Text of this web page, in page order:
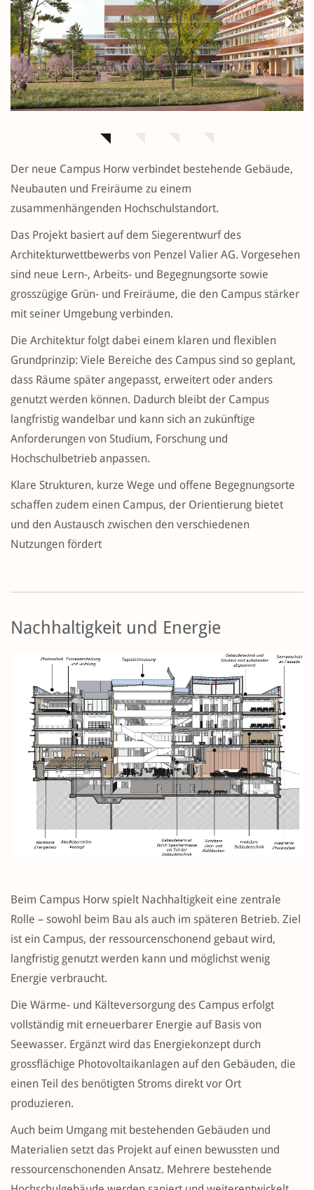
Previous Next
Der neue Campus Horw verbindet bestehende Gebäude,
Neubauten und Freiräume zu einem
zusammenhängenden Hochschulstandort.
Das Projekt basiert auf dem Siegerentwurf des
Architekturwettbewerbs von Penzel Valier AG. Vorgesehen
sind neue Lern-, Arbeits- und Begegnungsorte sowie
grosszügige Grün- und Freiräume, die den Campus stärker
mit seiner Umgebung verbinden.
Die Architektur folgt dabei einem klaren und flexiblen
Grundprinzip: Viele Bereiche des Campus sind so geplant,
dass Räume später angepasst, erweitert oder anders
genutzt werden können. Dadurch bleibt der Campus
langfristig wandelbar und kann sich an zukünftige
Anforderungen von Studium, Forschung und
Hochschulbetrieb anpassen.
Klare Strukturen, kurze Wege und offene Begegnungsorte
schaffen zudem einen Campus, der Orientierung bietet
und den Austausch zwischen den verschiedenen
Nutzungen fördert
Nachhaltigkeit und Energie
Beim Campus Horw spielt Nachhaltigkeit eine zentrale
Rolle – sowohl beim Bau als auch im späteren Betrieb. Ziel
ist ein Campus, der ressourcenschonend gebaut wird,
langfristig genutzt werden kann und möglichst wenig
Energie verbraucht.
Die Wärme- und Kälteversorgung des Campus erfolgt
vollständig mit erneuerbarer Energie auf Basis von
Seewasser. Ergänzt wird das Energiekonzept durch
grossflächige Photovoltaikanlagen auf den Gebäuden, die
einen Teil des benötigten Stroms direkt vor Ort
produzieren.
Auch beim Umgang mit bestehenden Gebäuden und
Materialien setzt das Projekt auf einen bewussten und
ressourcenschonenden Ansatz. Mehrere bestehende